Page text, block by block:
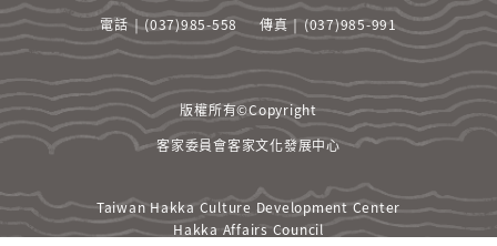
電話 ￨ (037)985-558
傳真 ￨ (037)985-991
版權所有©Copyright
客家委員會客家文化發展中心
Taiwan Hakka Culture Development Center
Hakka Affairs Council